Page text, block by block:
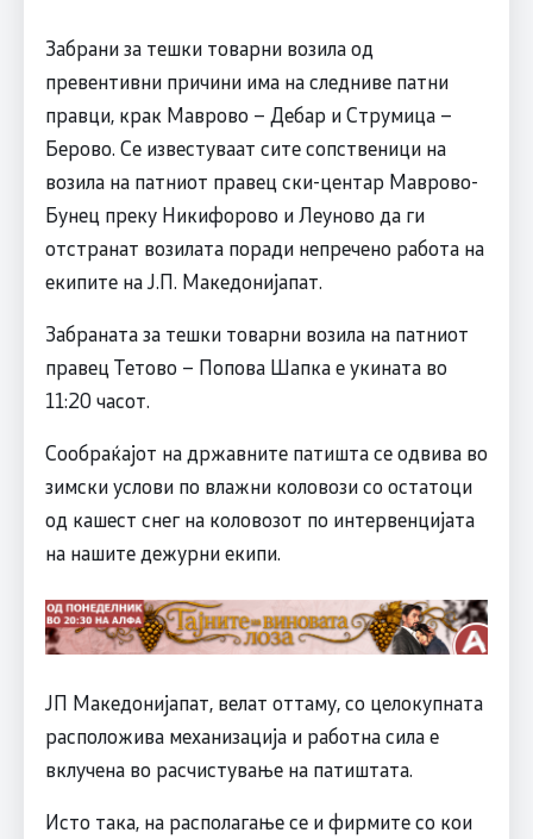
Забрани за тешки товарни возила од
превентивни причини има на следниве патни
правци, крак Маврово – Дебар и Струмица –
Берово. Се известуваат сите сопственици на
возила на патниот правец ски-центар Маврово-
Бунец преку Никифорово и Леуново да ги
отстранат возилата поради непречено работа на
екипите на Ј.П. Македонијапат.
Забраната за тешки товарни возила на патниот
правец Тетово – Попова Шапка е укината во
11:20 часот.
Сообраќајот на државните патишта се одвива во
зимски услови по влажни коловози со остатоци
од кашест снег на коловозот по интервенцијата
на нашите дежурни екипи.
ЈП Македонијапат, велат оттаму, со целокупната
расположива механизација и работна сила е
вклучена во расчистување на патиштата.
Исто така, на располагање се и фирмите со кои